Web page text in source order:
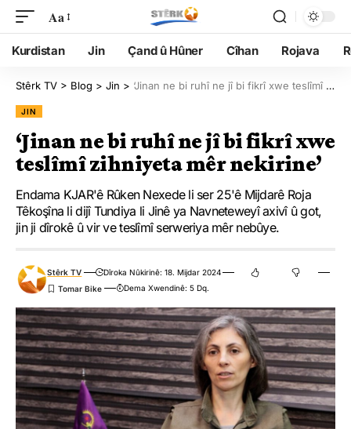
Aa
Kurdistan Jin Çand û Hûner Cîhan Rojava
Stêrk TV > Blog > Jin > ‘Jinan ne bi ruhî ne jî bi fikrî xwe teslîmî zihniyeta mêr nekirine’
JIN
‘Jinan ne bi ruhî ne jî bi fikrî xwe
teslîmî zihniyeta mêr nekirine’
Endama KJAR'ê Rûken Nexede li ser 25'ê Mijdarê Roja
Têkoşîna li dijî Tundiya li Jinê ya Navneteweyî axivî û got,
jin ji dîrokê û vir ve teslîmî serweriya mêr nebûye.
Stêrk TV
Dîroka Nûkirinê: 18. Mijdar 2024
Dema Xwendinê: 5 Dq.